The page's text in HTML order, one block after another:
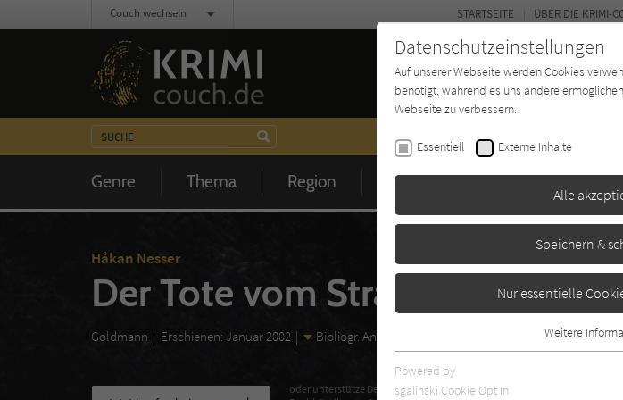
Genre Thema Region Zeit Buchtyp
STARTSEITE ÜBER DIE KRIMI-
Couch wechseln
Håkan Nesser
Der Tote vom Strand
Goldmann Erschienen: Januar 2002 Bibliogr. Angaben
oder unterstütze Deinen
Datenschutzeinstellungen
Auf unserer Webseite werden Cookies
benötigt, während es uns andere
Webseite zu verbessern.
Essentiell Externe Inhalte
Alle
Speichern &
Nur essentielle
Essentielle Cookies werden für
benötigt. Dadurch ist gewährleistet, dass
Weitere
Powered by
sgalinski Cookie Opt In